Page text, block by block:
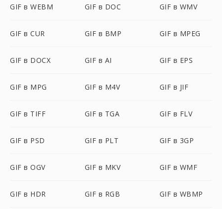
GIF в WEBM GIF в DOC GIF в WMV
GIF в CUR GIF в BMP GIF в MPEG
GIF в DOCX GIF в AI GIF в EPS
GIF в MPG GIF в M4V GIF в JIF
GIF в TIFF GIF в TGA GIF в FLV
GIF в PSD GIF в PLT GIF в 3GP
GIF в OGV GIF в MKV GIF в WMF
GIF в HDR GIF в RGB GIF в WBMP